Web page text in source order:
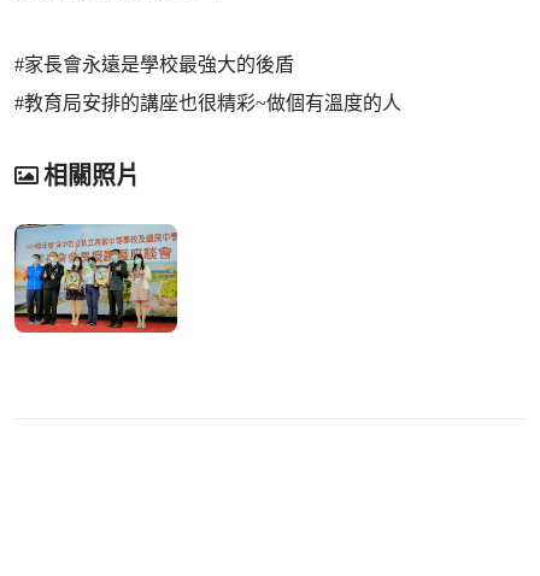
#家長會永遠是學校最強大的後盾
#教育局安排的講座也很精彩~做個有溫度的人
相關照片